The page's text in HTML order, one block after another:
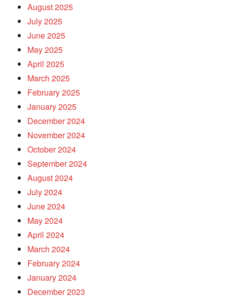
August 2025
July 2025
June 2025
May 2025
April 2025
March 2025
February 2025
January 2025
December 2024
November 2024
October 2024
September 2024
August 2024
July 2024
June 2024
May 2024
April 2024
March 2024
February 2024
January 2024
December 2023